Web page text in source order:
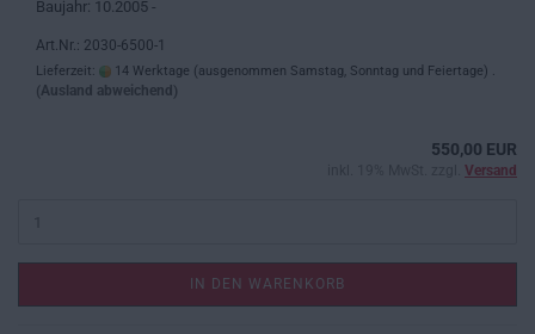
Baujahr: 10.2005 -
Art.Nr.: 2030-6500-1
Lieferzeit: 14 Werktage (ausgenommen Samstag, Sonntag und Feiertage) .
(Ausland abweichend)
550,00 EUR
Versand
IN DEN WARENKORB